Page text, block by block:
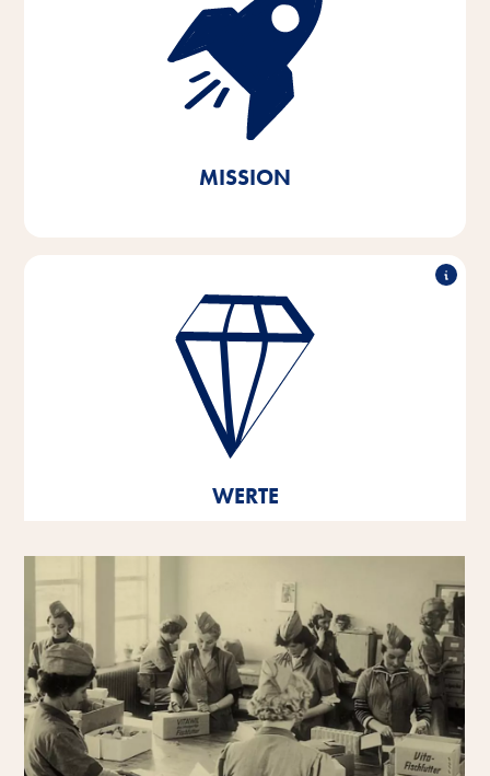
MISSION
Mit Passion und Empathie für die Bedürfnisse der
Heimtiere und ihrer Halter entwickeln, produzieren
und vertreiben wir innovative, qualitativ hochwertige
und bedarfsgerechte Produkte. Durch nachhaltiges
Handeln leisten wir unseren Beitrag zur Erhaltung der
lebenswichtigen natürlichen Ressourcen.
WERTE
Herausragende Leistung, partnerschaftliches
Arbeiten, Innovationsstärke & verantwortungsvolles
Handeln – das sind die Säulen, auf denen die
Wertvorstellungen unseres Unternehmens basieren.
Diese Kernwerte sind Grundlage und Orientierung
für unser Denken und Handeln, und sie helfen uns
als einzelne Persönlichkeiten wie auch als